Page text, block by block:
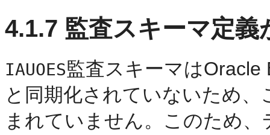
4.1.7 監査スキーマ定義
IAUOES監査スキーマは
と同期化されていないため
まれていません。このため